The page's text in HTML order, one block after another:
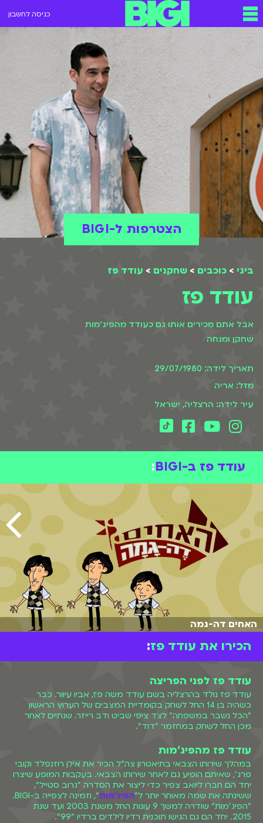
כניסה לחשבון
ביגי > כוכבים > שחקנים > עודד פז
עודד פז
אבל אתם מכירים אותו גם כעודד מהפיג׳מות
שחקן ומנחה
תאריך לידה: 29/07/1980
מזל: אריה
עיר לידה: הרצליה, ישראל
הצטרפות ל-BIGI
עודד פז ב-BIGI :
האחים דה-גמה
הכירו את עודד פז:
עודד פז לפני הפריצה
עודד פז נולד בהרצליה בשם עודד משה פז, אביו עיוור. כבר
כשהיה בן 14 החל לשחק בקומדיית המצבים של הערוץ הראשון
"הכל נשבר במשפחה" לצד ציפי שביט ודב רייזר. שנתיים לאחר
מכן החל לשחק במחזמר "דוד".
עודד פז מהפיג'מות
במהלך שירותו הצבאי בתיאטרון צה"ל הכיר את אילן רוזנפלד וקובי
פרג', שאיתם הופיע גם לאחר שירותו הצבאי. בעקבות המופע שיצרו
יחד הם חברו ליואב צפיר כדי ליצור את הסדרה "גרוב סטייל",
ששינתה את שמה מאוחר יותר ל"הפיג'מות
", וזמינה לצפייה ב-BIGI.
"הפיג'מות" שודרה למשך 9 עונות החל משנת 2003 ועד שנת
2015. יחד הם גם הגישו תוכנית רדיו לילדים ברדיו "99".